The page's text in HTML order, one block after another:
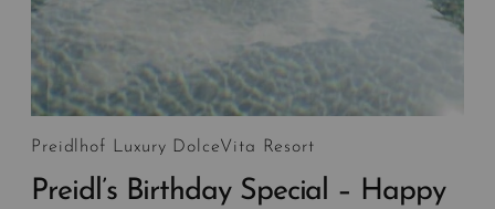
Preidlhof Luxury DolceVita Resort
Preidl’s Birthday Special – Happy